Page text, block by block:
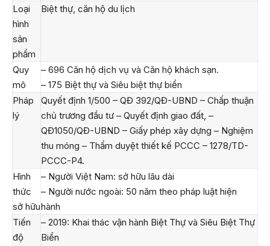
Loại
hình
sản
phẩm
Biệt thự, căn hộ du lịch
Quy
mô
– 696 Căn hộ dịch vụ và Căn hộ khách sạn.
– 175 Biệt thự và Siêu biệt thự biển
Pháp
lý
Quyết định 1/500 – QĐ 392/QĐ-UBND – Chấp thuận
chủ trương đầu tư – Quyết định giao đất, –
QĐ1050/QĐ-UBND – Giấy phép xây dựng – Nghiệm
thu móng – Thẩm duyệt thiết kế PCCC – 1278/TD-
PCCC-P4.
Hình
thức
sở hữu
– Người Việt Nam: sở hữu lâu dài
– Người nước ngoài: 50 năm theo pháp luật hiện
hành
Tiến
độ
– 2019: Khai thác vận hành Biệt Thự và Siêu Biệt Thự
Biển